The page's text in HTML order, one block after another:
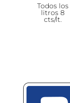
Todos los
litros 8
cts/lt.